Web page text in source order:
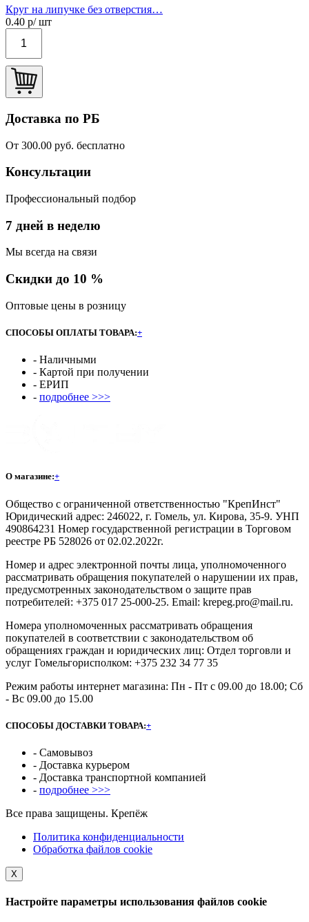
Круг на липучке без отверстия…
0.40 р/ шт
Доставка по РБ
От 300.00 руб. бесплатно
Консультации
Профессиональный подбор
7 дней в неделю
Мы всегда на связи
Скидки до 10 %
Оптовые цены в розницу
СПОСОБЫ ОПЛАТЫ ТОВАРА:+
- Наличными
- Картой при получении
- ЕРИП
- подробнее >>>
О магазине:+
Общество с ограниченной ответственностью "КрепИнст"
Юридический адрес: 246022, г. Гомель, ул. Кирова, 35-9. УНП
490864231 Номер государственной регистрации в Торговом
реестре РБ 528026 от 02.02.2022г.
Номер и адрес электронной почты лица, уполномоченного
рассматривать обращения покупателей о нарушении их прав,
предусмотренных законодательством о защите прав
потребителей: +375 017 25-000-25. Email: krepeg.pro@mail.ru.
Номера уполномоченных рассматривать обращения
покупателей в соответствии с законодательством об
обращениях граждан и юридических лиц: Отдел торговли и
услуг Гомельгорисполком: +375 232 34 77 35
Режим работы интернет магазина: Пн - Пт с 09.00 до 18.00; Сб
- Вс 09.00 до 15.00
СПОСОБЫ ДОСТАВКИ ТОВАРА:+
- Самовывоз
- Доставка курьером
- Доставка транспортной компанией
- подробнее >>>
Все права защищены. Крепёж
Политика конфиденциальности
Обработка файлов cookie
Х
Настройте параметры использования файлов cookie